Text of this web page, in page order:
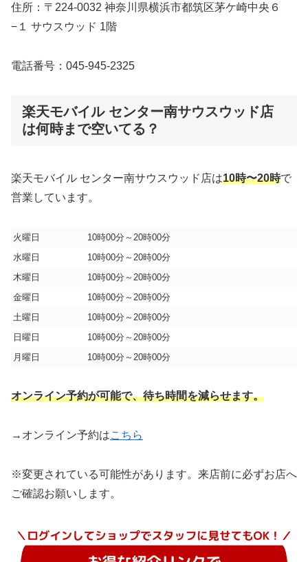
住所：〒224-0032 神奈川県横浜市都筑区茅ケ崎中央６
−１ サウスウッド 1階
電話番号：045-945-2325
楽天モバイル センター南サウスウッド店
は何時まで空いてる？
楽天モバイル センター南サウスウッド店は10時〜20時で
営業しています。
火曜日
10時00分～20時00分
水曜日
10時00分～20時00分
木曜日
10時00分～20時00分
金曜日
10時00分～20時00分
土曜日
10時00分～20時00分
日曜日
10時00分～20時00分
月曜日
10時00分～20時00分
オンライン予約が可能で、待ち時間を減らせます。
→オンライン予約はこちら
※変更されている可能性があります。来店前に必ずお店へ
ご確認お願いします。